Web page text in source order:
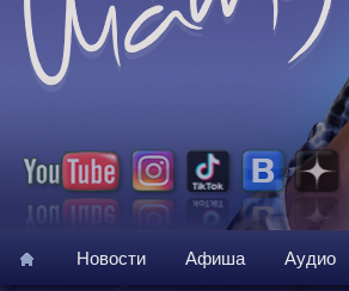
Новости Афиша Аудио